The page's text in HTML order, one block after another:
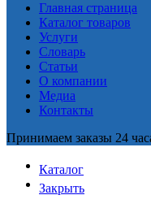
Главная страница
Каталог товаров
Услуги
Словарь
Статьи
О компании
Медиа
Контакты
Принимаем заказы 24
Каталог
Закрыть